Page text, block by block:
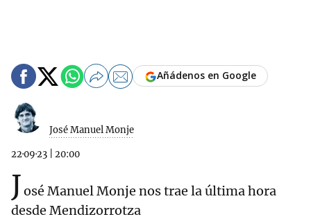
José Manuel Monje
22·09·23 20:00
Añádenos en Google
José Manuel Monje nos trae la última hora
desde Mendizorrotza